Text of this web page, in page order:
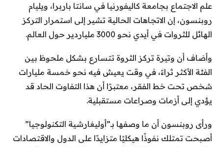
علم الاجتماع بجامعة كاليفورنيا في سانتا باربرا، ويليام
روبنسون، إن الاتجاهات الحالية تشير إلى استمرار التركز
الهائل للثروات في أيدي نحو 3000 ملياردير حول العالم.
وأضاف أن وتيرة تركز الثروة تتسارع بشكل ملحوظ بين
الفئة الأكثر ثراءً، في وقت يعيش فيه نحو خمسة مليارات
شخص تحت خط الفقر، معتبرًا أن هذا التفاوت الحاد قد
يؤدي إلى أزمات وصراعات مستقبلية.
ورأى روبنسون أن ما وصفها بـ”أوليغارشية التكنولوجيا”
أصبحت تمتلك نفوذًا هيكليًا متزايدًا على الدول والاقتصادات